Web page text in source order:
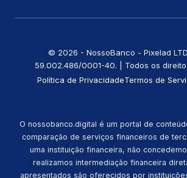
©️ 2026 - NossoBanco - Pixelad
59.002.486/0001-40. | Todos os
Política de PrivacidadeTermos de
O nossobanco.digital é um portal de
comparação de serviços financeiros de
uma instituição financeira, não
realizamos intermediação financeira
apresentados são oferecidos por